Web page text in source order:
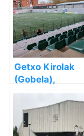
Getxo Kirolak
(Gobela),
Polideportivo
Getxo –